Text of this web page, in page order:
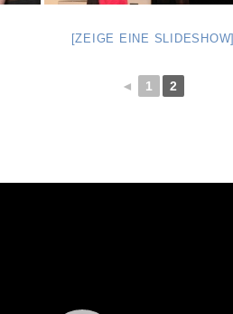
[ZEIGE EINE SLIDESHOW]
◄ 1 2